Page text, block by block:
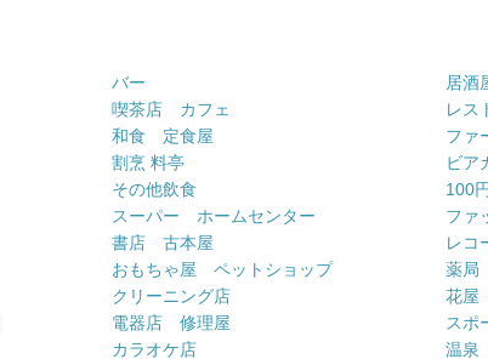
バー
居酒
喫茶店 カフェ
レス
和食 定食屋
ファ
割烹 料亭
ビア
その他飲食
100
スーパー ホームセンター
ファ
書店 古本屋
レコ
おもちゃ屋 ペットショップ
薬局
クリーニング店
花屋
電器店 修理屋
スポ
カラオケ店
温泉